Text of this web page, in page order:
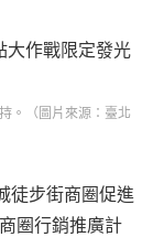
。（圖片來源：臺北
徒步街商圈促進
圈行銷推廣計